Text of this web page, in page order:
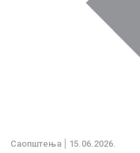
Саопштења 15.06.2026.